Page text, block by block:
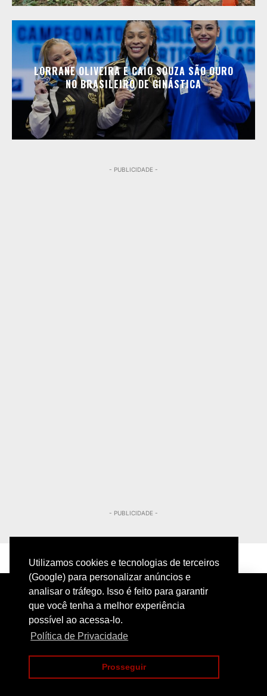
Utilizamos cookies e tecnologias de terceiros
(Google) para personalizar anúncios e
analisar o tráfego. Isso é feito para garantir
que você tenha a melhor experiência
possível ao acessa-lo.
Política de Privacidade
Prosseguir
LORRANE OLIVEIRA E CAIO SOUZA SÃO OURO
NO BRASILEIRO DE GINÁSTICA
- PUBLICIDADE -
- PUBLICIDADE -
PRIVACIDADE CONTATO
COPYRIGHT@2024 | POLICIAMENTO INTELIGENTE